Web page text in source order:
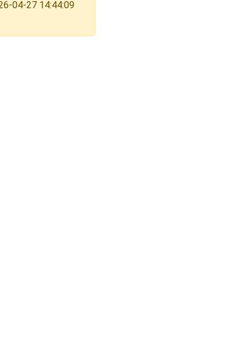
04-27 14:44:09